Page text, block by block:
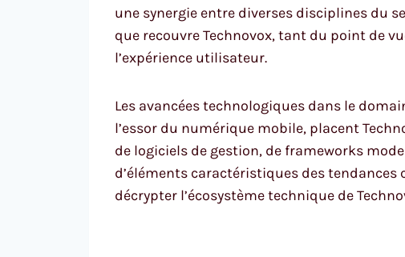
une synergie entre diverses disciplines du
que recouvre Technovox, tant du point de
l’expérience utilisateur.
Les avancées technologiques dans le
l’essor du numérique mobile, placent
de logiciels de gestion, de frameworks
d’éléments caractéristiques des
décrypter l’écosystème technique de